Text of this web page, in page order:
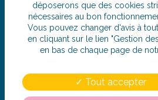
03 20 62
déposerons que des cookies
nécessaires au bon
Vous pouvez changer d'avis à
en cliquant sur le lien "Gestion
en bas de chaque page de
Tout accepter